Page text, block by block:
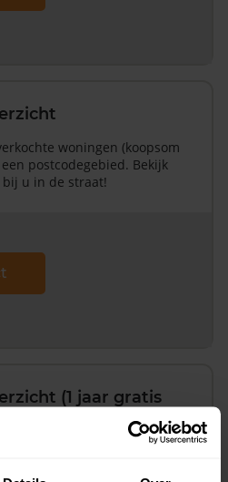
woningen (koopsom
postcodegebied. Bekijk
u in de straat!
(1 jaar gratis